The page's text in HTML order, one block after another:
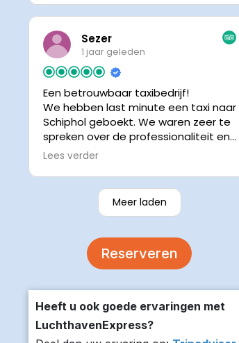
neemt de chauffeur direct contact
staat.Altijd nette chauffeurs, en in
mijn geval is het voordeliger dan
parkeren op P3 bij 9 dagen parkeren.
En dan hopen dat je auto geen
schade heeft ivm de krappe
parkeervakken. Ik beveel
Luchthavenexpress dan ook zeker
aan.
Sezer
1 jaar geleden
Een betrouwbaar taxibedrijf!
We hebben last minute een taxi naar
Schiphol geboekt. We waren zeer te
spreken over de professionaliteit en
vriendelijkheid van luchthavenexpres!
verzekerde om er op tijd te zijn en
stuurde z’n live locatie een paar
minuten voor aanvang bij ons thuis.
volgende keer zou ik weer hier
Lees verder
Meer laden
Reserveren
Heeft u ook goede ervaringen met
LuchthavenExpress?